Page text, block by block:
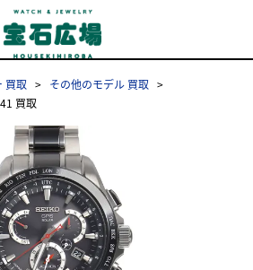
買取
その他のモデル 買取
買取